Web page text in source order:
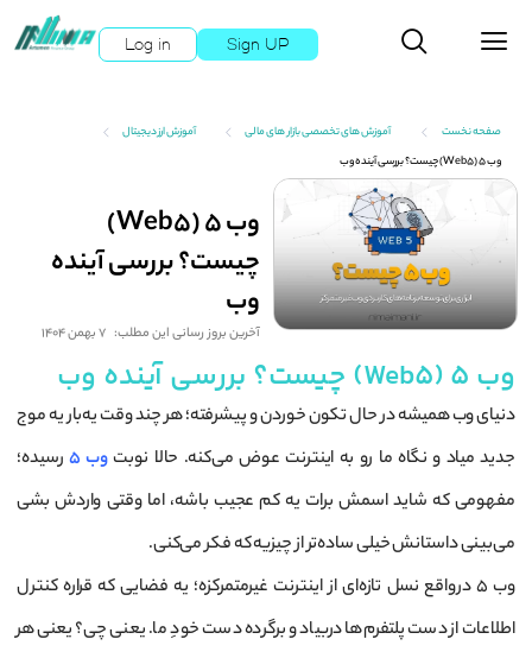
Log in Sign UP
صفحه نخست آموزش های تخصصی بازار های مالی
آموزش ارز دیجیتال
وب 5 (Web5) چیست؟ بررسی آینده وب
وب 5 (Web5)
چیست؟ بررسی آینده
وب
آخرین بروز رسانی این مطلب: 7 بهمن 1404
وب 5 (Web5) چیست؟ بررسی آینده وب
دنیای وب همیشه در حال تکون خوردن و پیشرفته؛ هر چند وقت یه‌بار یه موج
جدید میاد و نگاه ما رو به اینترنت عوض می‌کنه. حالا نوبتوب 5
رسیده؛
مفهومی که شاید اسمش برات یه کم عجیب باشه، اما وقتی واردش بشی
می‌بینی داستانش خیلی ساده‌تر از چیزیه که فکر می‌کنی.
وب 5 درواقع نسل تازه‌ای از اینترنت غیرمتمرکزه؛ یه فضایی که قراره کنترل
اطلاعات از دست پلتفرم‌ها دربیاد و برگرده دست خودِ ما. یعنی چی؟ یعنی هر